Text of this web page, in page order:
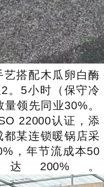
搭配木瓜卵白酶
。5小时（保守冷
领先同业30%。
22000认证，添
某连锁暖锅店采
，年节流成本50
200%。